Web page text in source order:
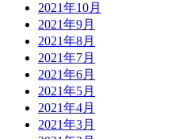
2021年10月
2021年9月
2021年8月
2021年7月
2021年6月
2021年5月
2021年4月
2021年3月